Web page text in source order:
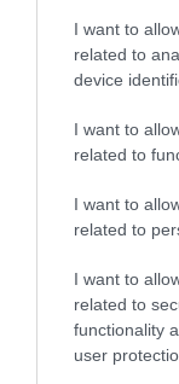
I want to
related to
device
I want to
related to
I want to
related to
I want to
related to
functionality
user
Ποιοι
παλμοί
Πότε